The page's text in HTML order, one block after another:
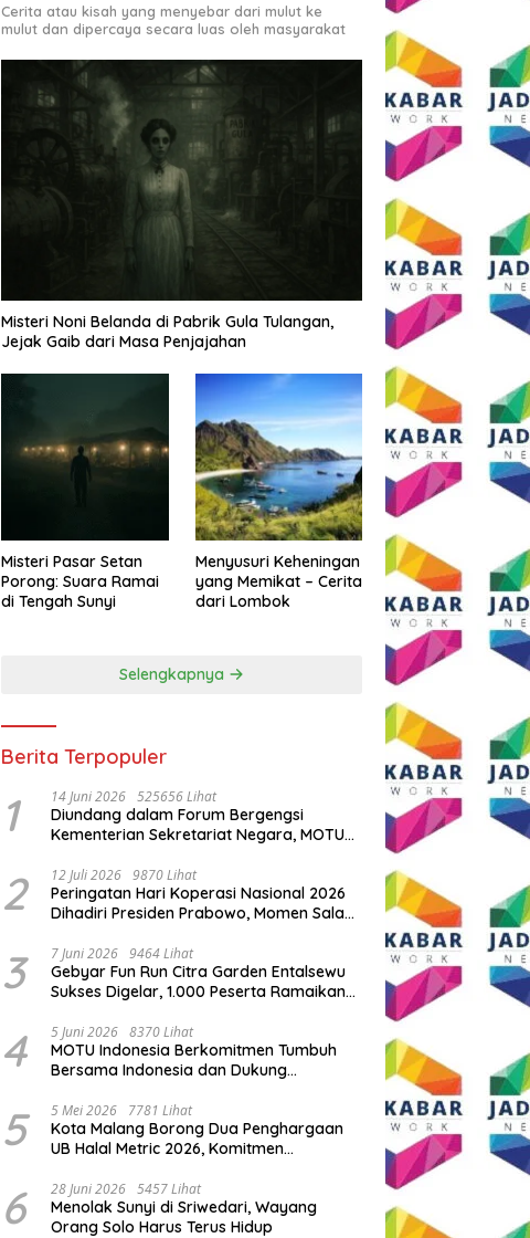
Cerita atau kisah yang menyebar dari mulut ke
mulut dan dipercaya secara luas oleh masyarakat
Misteri Noni Belanda di Pabrik Gula Tulangan,
Jejak Gaib dari Masa Penjajahan
Misteri Pasar Setan
Porong: Suara Ramai
di Tengah Sunyi
Menyusuri Keheningan
yang Memikat – Cerita
dari Lombok
Selengkapnya
Berita Terpopuler
1 14 Juni 2026 525656 Lihat
Diundang dalam Forum Bergengsi
Kementerian Sekretariat Negara, MOTU
Indonesia
2 12 Juli 2026 9870 Lihat
Peringatan Hari Koperasi Nasional 2026
Dihadiri Presiden Prabowo, Momen Salam
3 7 Juni 2026 9464 Lihat
Gebyar Fun Run Citra Garden Entalsewu
Sukses Digelar, 1.000 Peserta Ramaikan
4 5 Juni 2026 8370 Lihat
MOTU Indonesia Berkomitmen Tumbuh
Bersama Indonesia dan Dukung
5 5 Mei 2026 7781 Lihat
Kota Malang Borong Dua Penghargaan
UB Halal Metric 2026, Komitmen
6 28 Juni 2026 5457 Lihat
Menolak Sunyi di Sriwedari, Wayang
Orang Solo Harus Terus Hidup